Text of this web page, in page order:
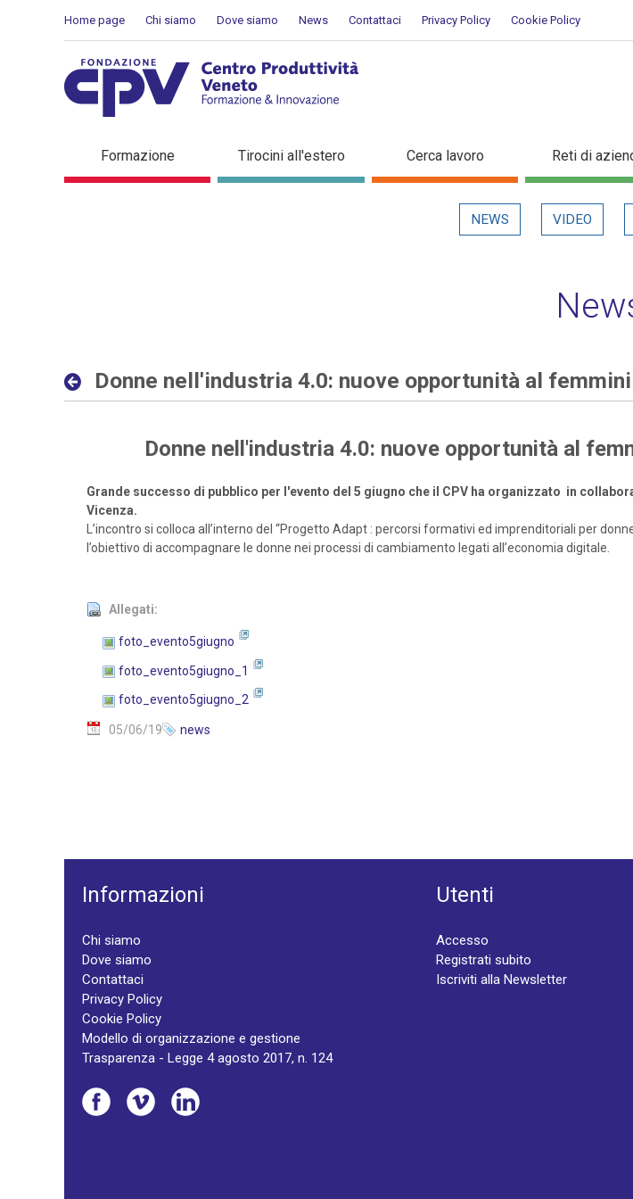
Home page Chi siamo Dove siamo News Contattaci Privacy Policy Cookie Policy
Donne nell'industria 4.0: nuove
interconnesse - Dettaglio in evidenza
Formazione Tirocini all'estero Cerca lavoro Reti di
NEWS VIDEO
Donne nell'industria 4.0: nuove opportunità al
Donne nell'industria 4.0: nuove opportunità al
Grande successo di pubblico per l'evento del 5 giugno che il CPV ha organizzato in
Vicenza.
L’incontro si colloca all’interno del “Progetto Adapt : percorsi formativi ed imprenditoriali per
l’obiettivo di accompagnare le donne nei processi di cambiamento legati all’economia digitale.
Allegati:
foto_evento5giugno
foto_evento5giugno_1
foto_evento5giugno_2
05/06/19 news
Informazioni
Chi siamo
Dove siamo
Contattaci
Privacy Policy
Cookie Policy
Modello di organizzazione e gestione
Trasparenza - Legge 4 agosto 2017, n. 124
Utenti
Accesso
Registrati subito
Iscriviti alla Newsletter